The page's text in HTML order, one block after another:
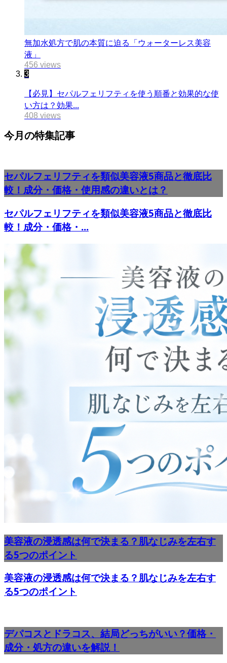
無加水処方で肌の本質に迫る「ウォーターレス美容
液」
456 views
3
【必見】セパルフェリフティを使う順番と効果的な使
い方は？効果...
408 views
今月の特集記事
セパルフェリフティを類似美容液5商品と徹底比
較！成分・価格・使用感の違いとは？
セパルフェリフティを類似美容液5商品と徹底比
較！成分・価格・...
美容液の浸透感は何で決まる？肌なじみを左右す
る5つのポイント
美容液の浸透感は何で決まる？肌なじみを左右す
る5つのポイント
デパコスとドラコス、結局どっちがいい？価格・
成分・処方の違いを解説！